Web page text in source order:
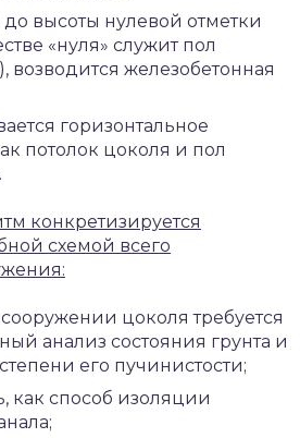
высоты нулевой отметки
«нуля» служит пол
возводится железобетонная
горизонтальное
потолок цоколя и пол
конкретизируется
схемой всего
сооружении цоколя требуется
анализ состояния грунта и
его пучинистости;
как способ изоляции